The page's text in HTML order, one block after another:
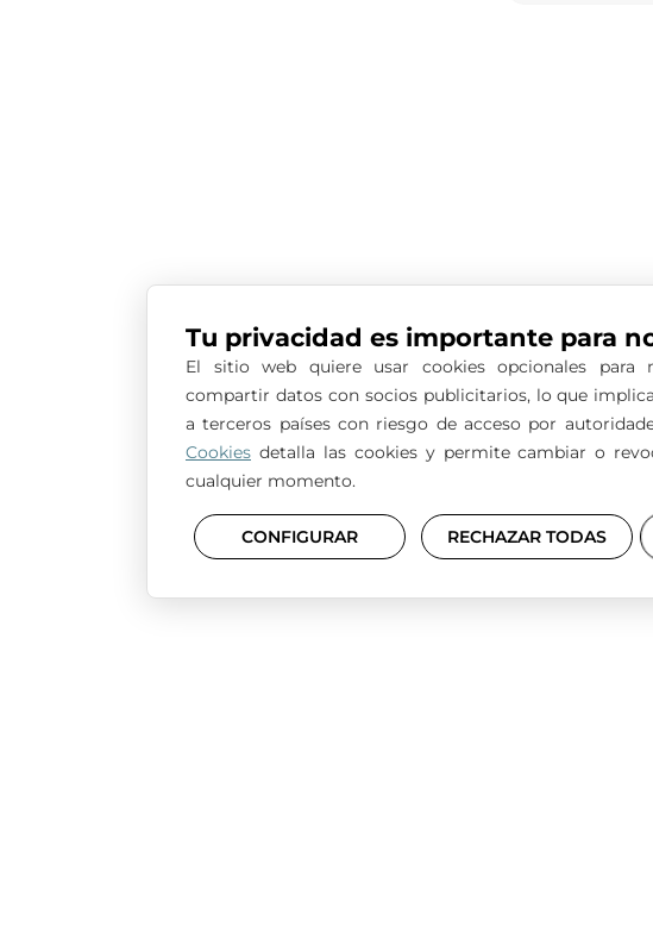
Tu privacidad es importante para
El sitio web quiere usar cookies opcionales para
compartir datos con socios publicitarios, lo que
a terceros países con riesgo de acceso por
Cookies detalla las cookies y permite cambiar o
cualquier momento.
RECHAZAR TODAS
CONFIGURAR
NecesitasUNA